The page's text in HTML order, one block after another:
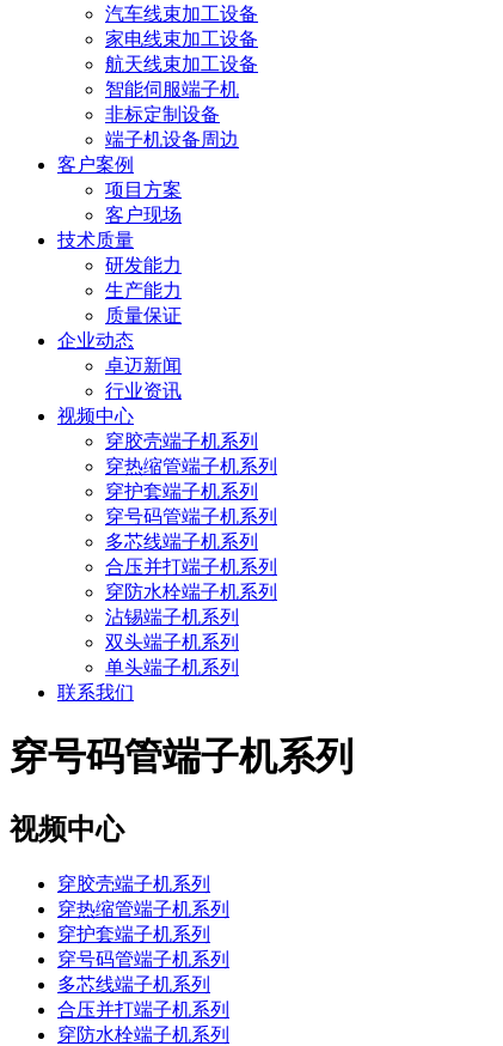
汽车线束加工设备
家电线束加工设备
航天线束加工设备
智能伺服端子机
非标定制设备
端子机设备周边
客户案例
项目方案
客户现场
技术质量
研发能力
生产能力
质量保证
企业动态
卓迈新闻
行业资讯
视频中心
穿胶壳端子机系列
穿热缩管端子机系列
穿护套端子机系列
穿号码管端子机系列
多芯线端子机系列
合压并打端子机系列
穿防水栓端子机系列
沾锡端子机系列
双头端子机系列
单头端子机系列
联系我们
穿号码管端子机系列
视频中心
穿胶壳端子机系列
穿热缩管端子机系列
穿护套端子机系列
穿号码管端子机系列
多芯线端子机系列
合压并打端子机系列
穿防水栓端子机系列